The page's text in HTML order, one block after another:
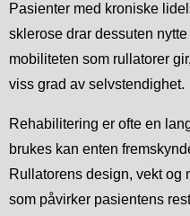
Pasienter med kroniske
sklerose drar dessuten
mobiliteten som rullatorer
viss grad av selvstendighet.
Rehabilitering er ofte en
brukes kan enten
Rullatorens design, vekt og
som påvirker pasientens